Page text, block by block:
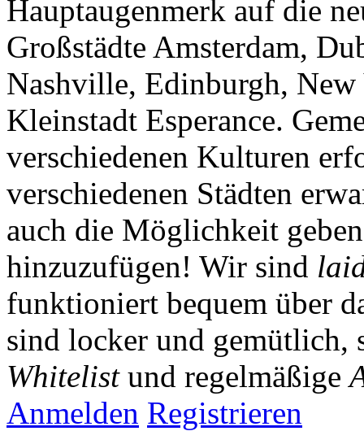
Hauptaugenmerk auf die
Großstädte Amsterdam,
Nashville, Edinburgh,
Kleinstadt Esperance.
verschiedenen Kulturen
verschiedenen Städten
auch die Möglichkeit
hinzuzufügen! Wir sind
funktioniert bequem über
sind locker und gemütlich,
Whitelistund regelmäßige
Anmelden Registrieren